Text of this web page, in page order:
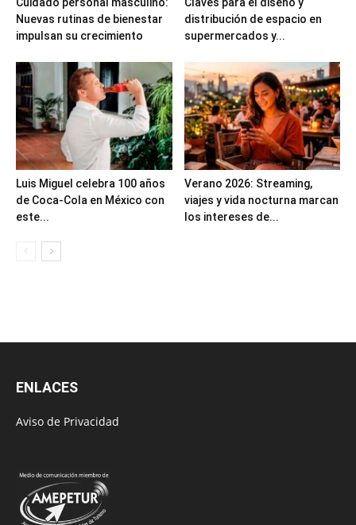
Cuidado personal masculino:
Nuevas rutinas de bienestar
impulsan su crecimiento
Claves para el diseño y
distribución de espacio en
supermercados y...
Luis Miguel celebra 100 años
de Coca-Cola en México con
este...
Verano 2026: Streaming,
viajes y vida nocturna marcan
los intereses de...
ENLACES
Aviso de Privacidad